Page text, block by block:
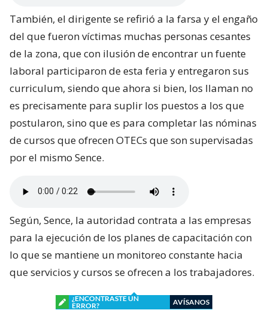
También, el dirigente se refirió a la farsa y el engaño
del que fueron víctimas muchas personas cesantes
de la zona, que con ilusión de encontrar un fuente
laboral participaron de esta feria y entregaron sus
curriculum, siendo que ahora si bien, los llaman no
es precisamente para suplir los puestos a los que
postularon, sino que es para completar las nóminas
de cursos que ofrecen OTECs que son supervisadas
por el mismo Sence.
Según, Sence, la autoridad contrata a las empresas
para la ejecución de los planes de capacitación con
lo que se mantiene un monitoreo constante hacia
que servicios y cursos se ofrecen a los trabajadores.
¿ENCONTRASTE UN
ERROR?
AVÍSANOS